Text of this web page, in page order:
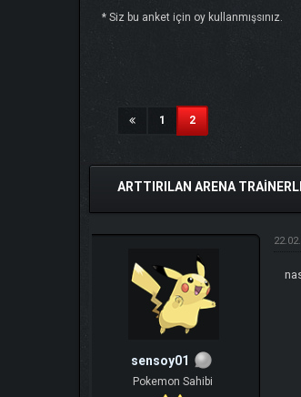
* Siz bu anket için oy kullanmışsınız.
1 2(current)
ARTTIRILAN ARENA
sensoy01
Pokemon Sahibi